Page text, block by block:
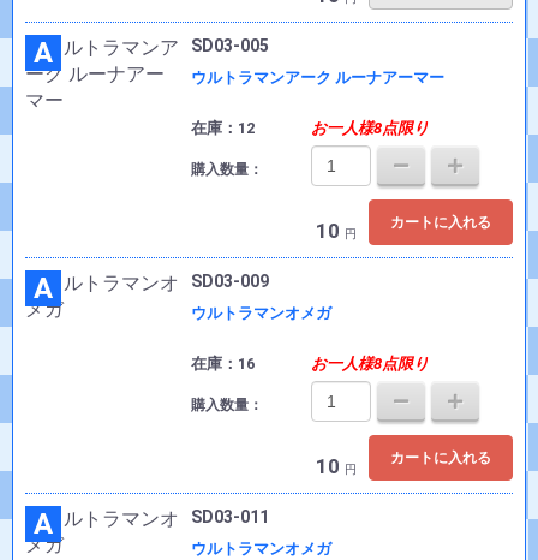
A SD03-005
ウルトラマンアーク ルーナアーマー
在庫：12 お一人様8点限り
購入数量：
10 円
カートに入れる
A SD03-009
ウルトラマンオメガ
在庫：16 お一人様8点限り
購入数量：
10 円
カートに入れる
A SD03-011
ウルトラマンオメガ